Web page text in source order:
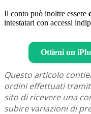
Il conto può inoltre essere
intestatari con accessi
Ottieni un
Questo articolo
ordini effettuati
sito di ricevere una
subire variazioni di